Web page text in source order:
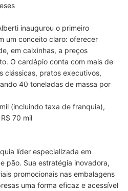
inaugurou o primeiro
um conceito claro: oferecer
em caixinhas, a preços
O cardápio conta com mais de
clássicas, pratos executivos,
40 toneladas de massa por
(incluindo taxa de franquia),
70 mil
líder especializada em
pão. Sua estratégia inovadora,
promocionais nas embalagens
uma forma eficaz e acessível